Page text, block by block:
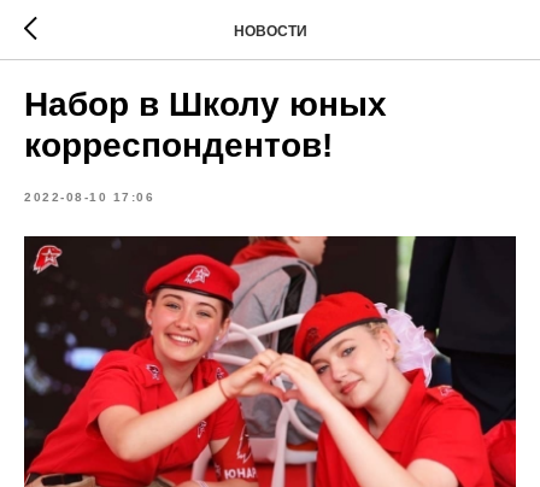
НОВОСТИ
Набор в Школу юных
корреспондентов!
2022-08-10 17:06